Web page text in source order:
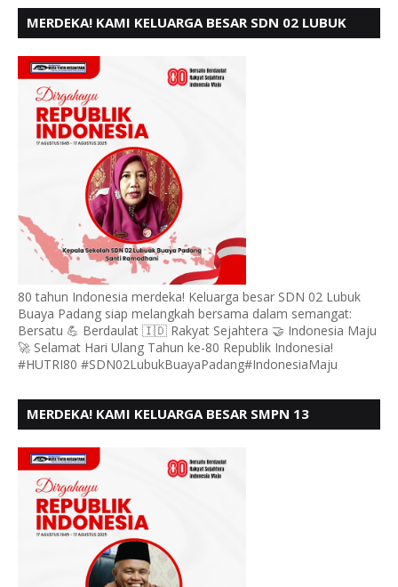
MERDEKA! KAMI KELUARGA BESAR SDN 02 LUBUK
HUT RI KE - 80,
80 tahun Indonesia merdeka! Keluarga besar SDN 02 Lubuk
Buaya Padang siap melangkah bersama dalam semangat:
Bersatu 💪 Berdaulat 🇮🇩 Rakyat Sejahtera 🤝 Indonesia Maju
🚀 Selamat Hari Ulang Tahun ke-80 Republik Indonesia!
#HUTRI80 #SDN02LubukBuayaPadang#IndonesiaMaju
MERDEKA! KAMI KELUARGA BESAR SMPN 13